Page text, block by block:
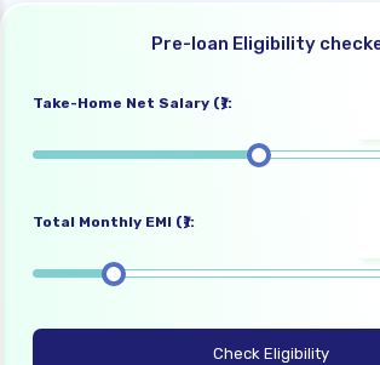
Pre-loan Eligibility
Take-Home Net Salary (₹):
Total Monthly EMI (₹):
Check Eligibility